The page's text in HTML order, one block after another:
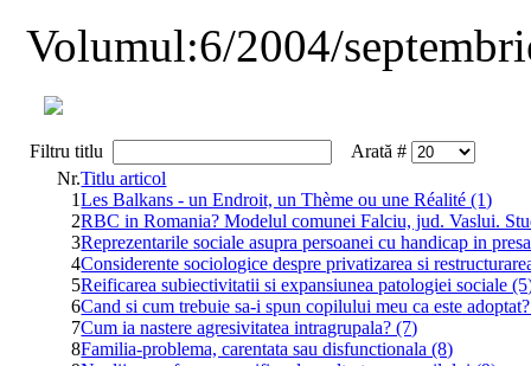
Volumul:6/2004/
Filtru titlu
Arată #
Nr.Titlu articol
1Les Balkans - un Endroit, un Thème ou une Réalité (1)
2RBC in Romania? Modelul comunei Falciu, jud. Vaslui.
3Reprezentarile sociale asupra persoanei cu handicap in
4Considerente sociologice despre privatizarea si
5Reificarea subiectivitatii si expansiunea patologiei sociale
6Cand si cum trebuie sa-i spun copilului meu ca este
7Cum ia nastere agresivitatea intragrupala? (7)
8Familia-problema, carentata sau disfunctionala (8)